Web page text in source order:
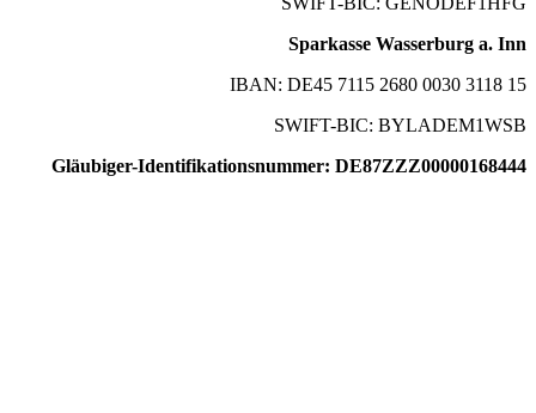
Sparkasse Wasserburg a. Inn
IBAN: DE45 7115 2680 0030 3118 15
SWIFT-BIC: BYLADEM1WSB
Gläubiger-Identifikationsnummer: DE87ZZZ00000168444